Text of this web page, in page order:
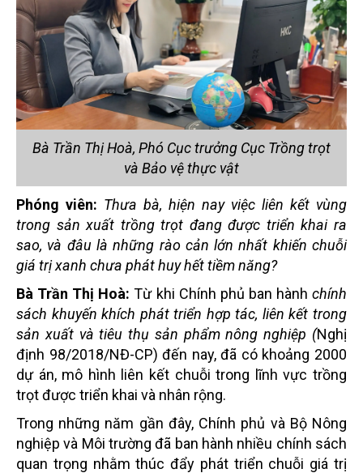
Bà Trần Thị Hoà, Phó Cục trưởng Cục Trồng trọt
và Bảo vệ thực vật
Phóng viên: Thưa bà, hiện nay việc liên kết vùng
trong sản xuất trồng trọt đang được triển khai ra
sao, và đâu là những rào cản lớn nhất khiến chuỗi
giá trị xanh chưa phát huy hết tiềm năng?
Bà Trần Thị Hoà: Từ khi Chính phủ ban hànhchính
sách khuyến khích phát triển hợp tác, liên kết trong
sản xuất và tiêu thụ sản phẩm nông nghiệp (Nghị
định 98/2018/NĐ-CP) đến nay, đã có khoảng 2000
dự án, mô hình liên kết chuỗi trong lĩnh vực trồng
trọt được triển khai và nhân rộng.
Trong những năm gần đây, Chính phủ và Bộ Nông
nghiệp và Môi trường đã ban hành nhiều chính sách
quan trọng nhằm thúc đẩy phát triển chuỗi giá trị